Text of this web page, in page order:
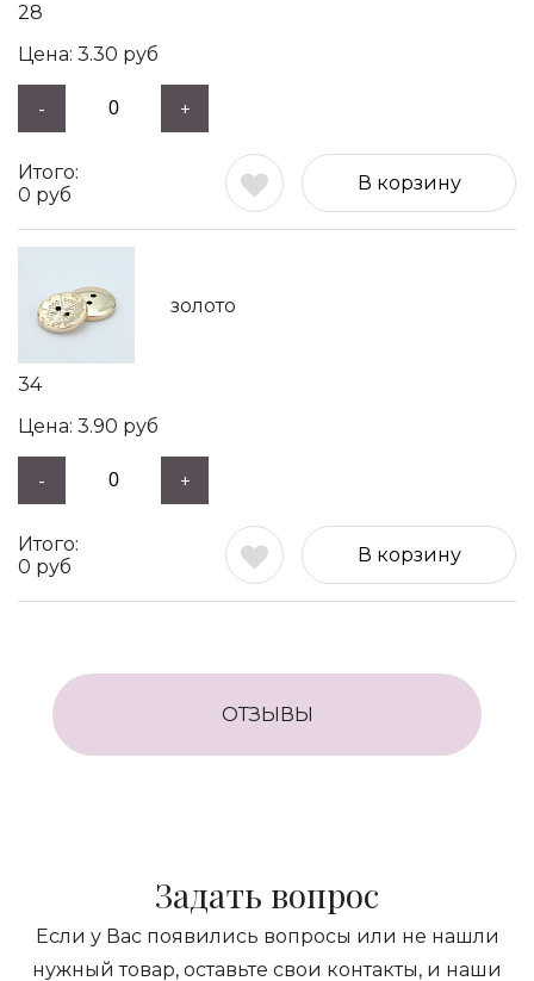
28
3.30 руб
- +
0 руб
В корзину
золото
34
3.90 руб
- +
0 руб
В корзину
ОТЗЫВЫ
Задать вопрос
Если у Вас появились вопросы или не нашли
нужный товар, оставьте свои контакты, и наши